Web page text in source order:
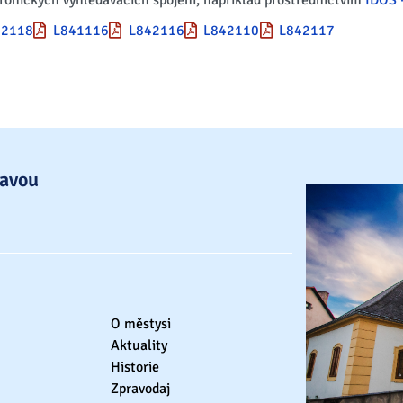
L841116 L842116 L842110 L842117
O městysi
Aktuality
Historie
Zpravodaj